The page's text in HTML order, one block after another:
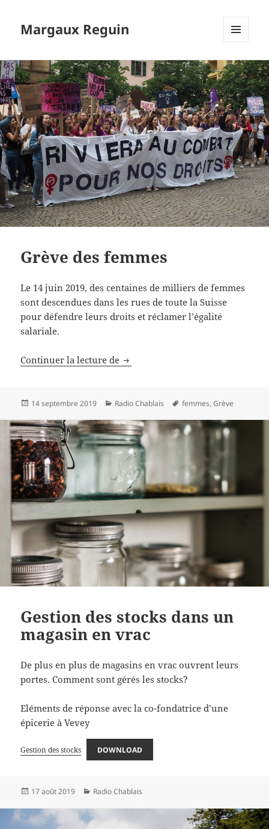
Margaux Reguin
WIDGETS
Grève des femmes
Le 14 juin 2019, des centaines de milliers de femmes
sont descendues dans les rues de toute la Suisse
pour défendre leurs droits et réclamer l’égalité
salariale.
Continuer la lecture de Grève des femmes
Publié
14 septembre 2019 Catégories
Radio Chablais
Mots-
femmes,Grève
Gestion des stocks dans un
magasin en vrac
De plus en plus de magasins en vrac ouvrent leurs
portes. Comment sont gérés les stocks?
Eléments de réponse avec la co-fondatrice d’une
épicerie à Vevey
Gestion des stocks DOWNLOAD
Publié
17 août 2019 Catégories
Radio Chablais